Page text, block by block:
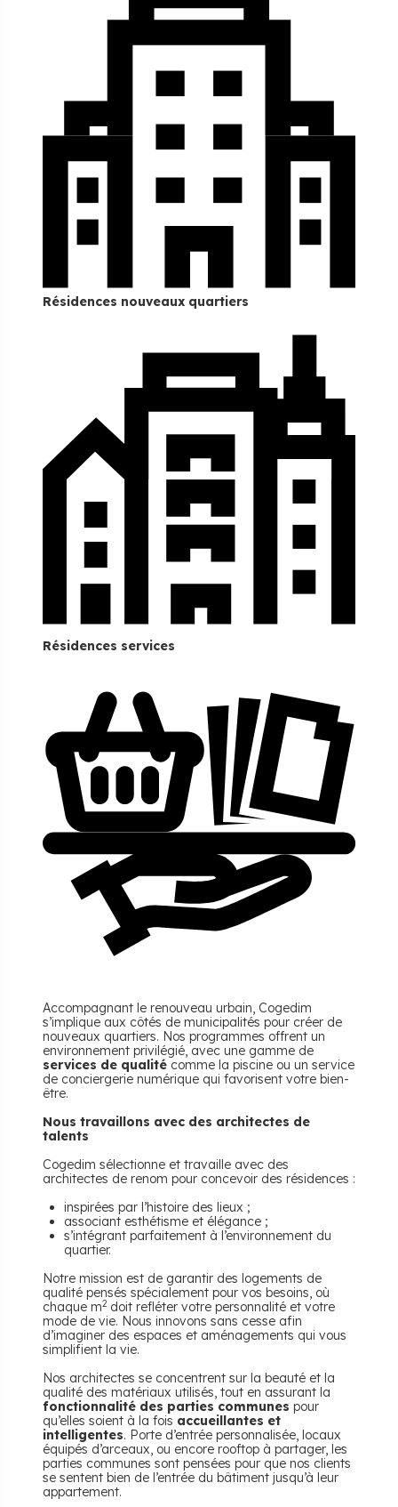
Résidences nouveaux quartiers
Résidences services
Accompagnant le renouveau urbain, Cogedim
s’implique aux côtés de municipalités pour créer de
nouveaux quartiers. Nos programmes offrent un
environnement privilégié, avec une gamme de
services de qualité comme la piscine ou un service
de conciergerie numérique qui favorisent votre bien-
être.
Nous travaillons avec des architectes de
talents
Cogedim sélectionne et travaille avec des
architectes de renom pour concevoir des résidences :
inspirées par l’histoire des lieux ;
associant esthétisme et élégance ;
s’intégrant parfaitement à l’environnement du
quartier.
Notre mission est de garantir des logements de
qualité pensés spécialement pour vos besoins, où
chaque m2 doit refléter votre personnalité et votre
mode de vie. Nous innovons sans cesse afin
d’imaginer des espaces et aménagements qui vous
simplifient la vie.
Nos architectes se concentrent sur la beauté et la
qualité des matériaux utilisés, tout en assurant la
fonctionnalité des parties communes pour
qu’elles soient à la fois accueillantes et
intelligentes. Porte d’entrée personnalisée, locaux
équipés d’arceaux, ou encore rooftop à partager, les
parties communes sont pensées pour que nos clients
se sentent bien de l’entrée du bâtiment jusqu’à leur
appartement.